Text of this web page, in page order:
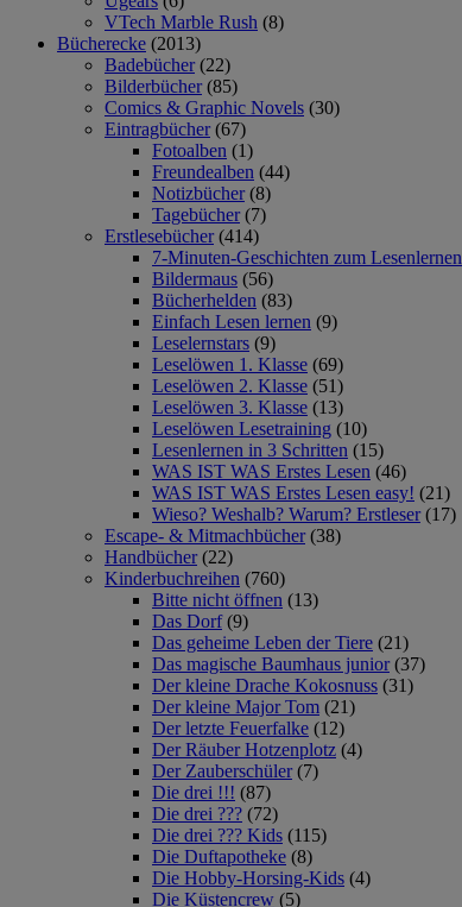
VTech Marble Rush (8)
Bücherecke (2013)
Badebücher (22)
Bilderbücher (85)
Comics & Graphic Novels (30)
Eintragbücher (67)
Fotoalben (1)
Freundealben (44)
Notizbücher (8)
Tagebücher (7)
Erstlesebücher (414)
7-Minuten-Geschichten zum Lesenlernen
Bildermaus (56)
Bücherhelden (83)
Einfach Lesen lernen (9)
Leselernstars (9)
Leselöwen 1. Klasse (69)
Leselöwen 2. Klasse (51)
Leselöwen 3. Klasse (13)
Leselöwen Lesetraining (10)
Lesenlernen in 3 Schritten (15)
WAS IST WAS Erstes Lesen (46)
WAS IST WAS Erstes Lesen easy! (21)
Wieso? Weshalb? Warum? Erstleser (17)
Escape- & Mitmachbücher (38)
Handbücher (22)
Kinderbuchreihen (760)
Bitte nicht öffnen (13)
Das Dorf (9)
Das geheime Leben der Tiere (21)
Das magische Baumhaus junior (37)
Der kleine Drache Kokosnuss (31)
Der kleine Major Tom (21)
Der letzte Feuerfalke (12)
Der Räuber Hotzenplotz (4)
Der Zauberschüler (7)
Die drei !!! (87)
Die drei ??? (72)
Die drei ??? Kids (115)
Die Duftapotheke (8)
Die Hobby-Horsing-Kids (4)
Die Küstencrew (5)